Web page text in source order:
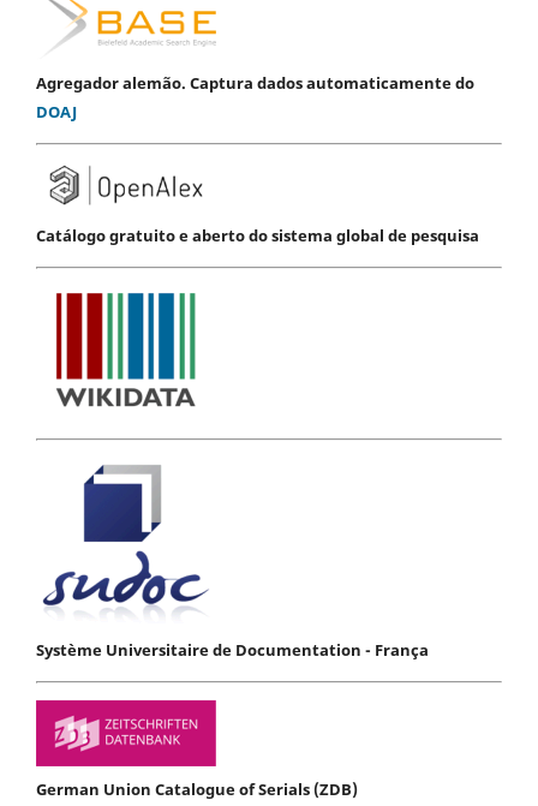
Agregador alemão. Captura dados automaticamente do
DOAJ
Catálogo gratuito e aberto do sistema global de pesquisa
Système Universitaire de Documentation - França
German Union Catalogue of Serials (ZDB)